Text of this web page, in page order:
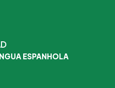
ESPANHOLA